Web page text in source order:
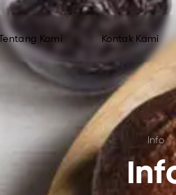
Kami Kontak Kami
CUP
Info